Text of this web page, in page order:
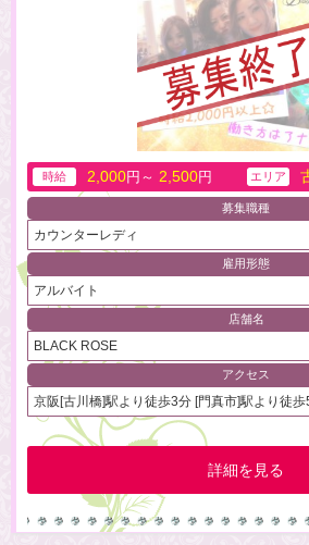
時給 2,000円～ 2,500円 エリア
募集職種
カウンターレディ
雇用形態
アルバイト
店舗名
BLACK ROSE
アクセス
京阪[古川橋]駅より徒歩3分 [門真市]駅より徒歩
詳細を見る